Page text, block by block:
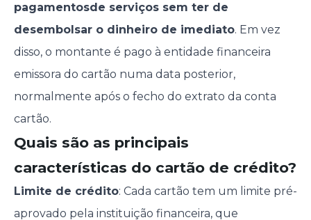
pagamentosde serviços sem ter de
desembolsar o dinheiro de imediato. Em vez
disso, o montante é pago à entidade financeira
emissora do cartão numa data posterior,
normalmente após o fecho do extrato da conta
cartão.
Quais são as principais
características do cartão de crédito?
Limite de crédito: Cada cartão tem um limite pré-
aprovado pela instituição financeira, que